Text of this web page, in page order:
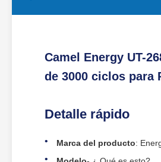
Camel Energy UT-
de 3000 ciclos para
Detalle rápido
Marca del producto: